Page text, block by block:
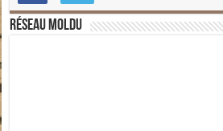
Réseau moldu